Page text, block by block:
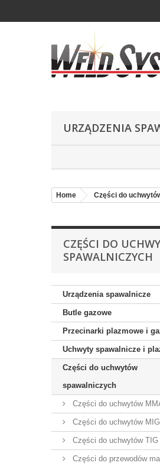
URZĄDZENIA
Home Części do
CZĘŚCI DO
SPAWALNICZYCH
Urządzenia spawalnicze
Butle gazowe
Przecinarki plazmowe i
Uchwyty spawalnicze i
Części do uchwytów
spawalniczych
Części do uchwytów
Części do uchwytów MIG
Części do uchwytów TIG
Części do przewodów